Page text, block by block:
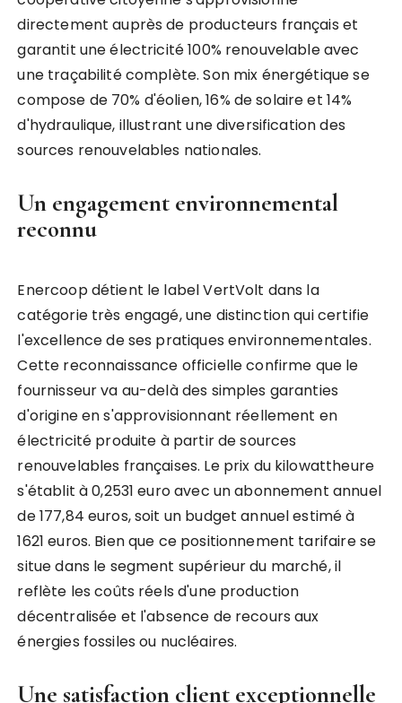
directement auprès de producteurs français et
garantit une électricité 100% renouvelable avec
une traçabilité complète. Son mix énergétique se
compose de 70% d'éolien, 16% de solaire et 14%
d'hydraulique, illustrant une diversification des
sources renouvelables nationales.
Un engagement environnemental
reconnu
Enercoop détient le label VertVolt dans la
catégorie très engagé, une distinction qui certifie
l'excellence de ses pratiques environnementales.
Cette reconnaissance officielle confirme que le
fournisseur va au-delà des simples garanties
d'origine en s'approvisionnant réellement en
électricité produite à partir de sources
renouvelables françaises. Le prix du kilowattheure
s'établit à 0,2531 euro avec un abonnement annuel
de 177,84 euros, soit un budget annuel estimé à
1621 euros. Bien que ce positionnement tarifaire se
situe dans le segment supérieur du marché, il
reflète les coûts réels d'une production
décentralisée et l'absence de recours aux
énergies fossiles ou nucléaires.
Une satisfaction client exceptionnelle